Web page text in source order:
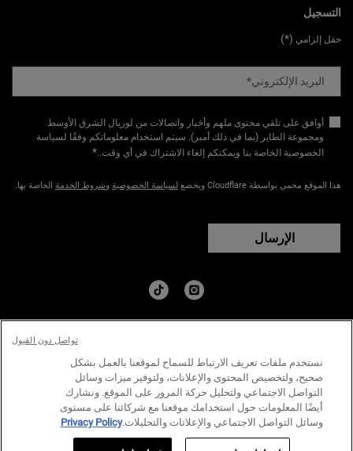
التسجيل
حقل إلزامي (*)
البريد الإلكتروني*
أوافق على تلقي محتوى ملهم وأخبار واتصالات من لوريال الشرق الأوسط
ومجموعة الطاير (بما في ذلك أمبر). سيتم استخدام معلوماتكم وفقًا لسياسة
الخصوصية الخاصة بنا ويمكنكم إلغاء الاشتراك في أي وقت.​.
*
هذا الموقع محمي بواسطة Cloudflare ويخضع لسياسة الخصوصية وشروط الخدمة الخاصة بها.
الإرسال
© كيلز منذ عام ١٨٥١ | جميع الحقوق محفوظة.
سياسة الخصوصية الشروط والاحكام خارطة الموقع
نستخدم ملفات تعريف الارتباط للسماح لموقعنا بالعمل بشكل
صحيح، ولتخصيص المحتوى والإعلانات، ولتوفير ميزات وسائل
التواصل الاجتماعي ولتحليل حركة المرور على الموقع. ونشارك
أيضًا المعلومات حول استخدامك موقعنا مع شركائنا على مستوى
وسائل التواصل الاجتماعي والإعلانات والتحليلات.Privacy Policy
تواصل دون القبول